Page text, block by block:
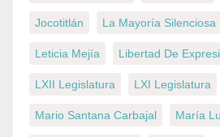
Jocotitlán La Mayoría Silenciosa
Leticia Mejía Libertad De
LXII Legislatura LXI Legislatura
Mario Santana Carbajal María